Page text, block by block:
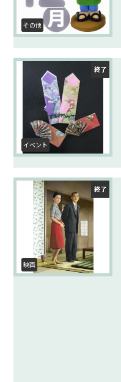
その他
終了
イベント
終了
映画